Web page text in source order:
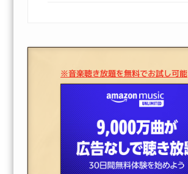
※音楽聴き放題を無料でお試し可能